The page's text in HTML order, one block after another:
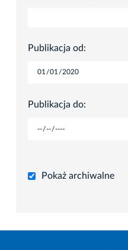
Publikacja od:
Publikacja do:
Pokaż archiwalne